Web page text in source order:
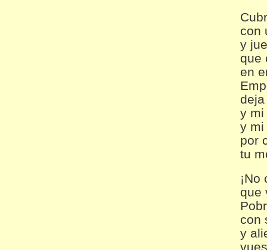
con
y
que
en
y mi
y mi
por
tu
que
con
y